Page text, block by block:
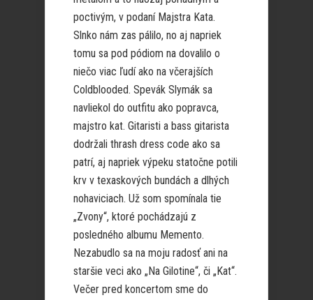
poctivým, v podaní Majstra Kata.
Slnko nám zas pálilo, no aj napriek
tomu sa pod pódiom na dovalilo o
niečo viac ľudí ako na včerajších
Coldblooded. Spevák Slymák sa
navliekol do outfitu ako popravca,
majstro kat. Gitaristi a bass gitarista
dodržali thrash dress code ako sa
patrí, aj napriek výpeku statočne potili
krv v texaskových bundách a dlhých
nohaviciach. Už som spomínala tie
„Zvony“, ktoré pochádzajú z
posledného albumu Memento.
Nezabudlo sa na moju radosť ani na
staršie veci ako „Na Gilotine“, či „Kat“.
Večer pred koncertom sme do